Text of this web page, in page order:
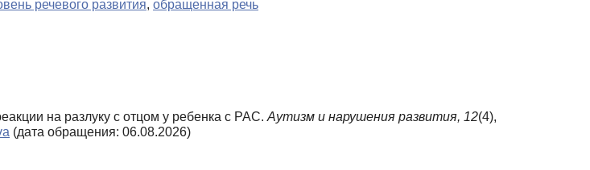
речевого развития, обращенная речь
на разлуку с отцом у ребенка с РАС. Аутизм и нарушения развития, 12(4),
(дата обращения: 06.08.2026)